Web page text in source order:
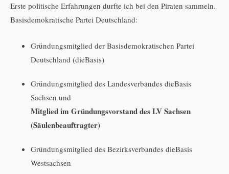
Erste politische Erfahrungen durfte ich bei den Piraten sammeln.
Basisdemokratische Partei Deutschland:
Gründungsmitglied der Basisdemokratischen Partei
Deutschland (dieBasis)
Gründungsmitglied des Landesverbandes dieBasis
Sachsen und
Mitglied im Gründungsvorstand des LV Sachsen
(Säulenbeauftragter)
Gründungsmitglied des Bezirksverbandes dieBasis
Westsachsen